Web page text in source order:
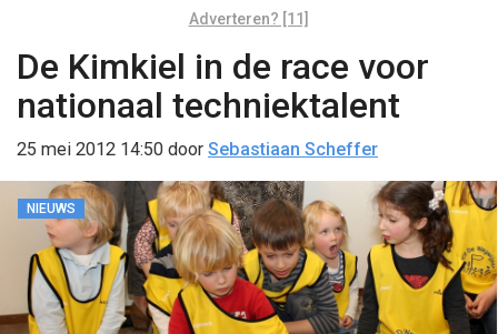
Adverteren? [11]
De Kimkiel in de race voor
nationaal techniektalent
25 mei 2012 14:50 door Sebastiaan Scheffer
NIEUWS